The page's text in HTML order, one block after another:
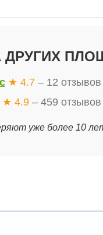
★ 4.7 – 12 отзывов
★ 4.9 – 459 отзывов
уже более 10